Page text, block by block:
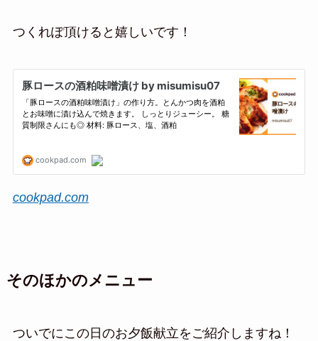
つくれぽ頂けると嬉しいです！
cookpad.com
そのほかのメニュー
ついでにこの日のお夕飯献立をご紹介しますね！